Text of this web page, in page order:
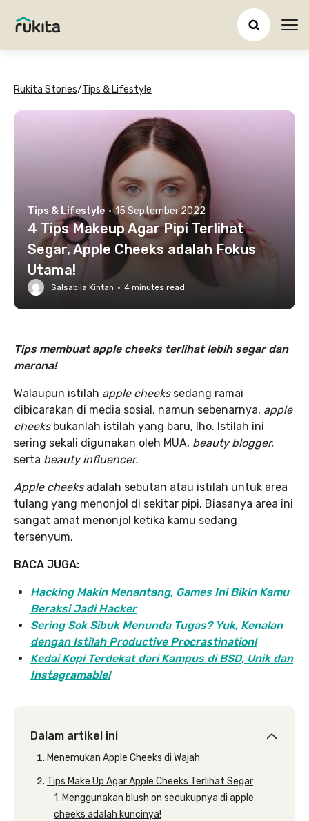
Rukita Stories/Tips & Lifestyle
Tips & Lifestyle · 15 September 2022
4 Tips Makeup Agar Pipi Terlihat
Segar, Apple Cheeks adalah Fokus
Utama!
Salsabila Kintan · 4 minutes read
Tips membuat apple cheeks terlihat lebih segar dan
merona!
Walaupun istilah apple cheeks sedang ramai
dibicarakan di media sosial, namun sebenarnya, apple
cheeks bukanlah istilah yang baru, lho. Istilah ini
sering sekali digunakan oleh MUA, beauty blogger,
serta beauty influencer.
Apple cheeks adalah sebutan atau istilah untuk area
tulang yang menonjol di sekitar pipi. Biasanya area ini
sangat amat menonjol ketika kamu sedang
tersenyum.
BACA JUGA:
Hacking Makin Menantang, Games Ini Bikin Kamu
Beraksi Jadi Hacker
Sering Sok Sibuk Menunda Tugas? Yuk, Kenalan
dengan Istilah Productive Procrastination!
Kedai Kopi Terdekat dari Kampus di BSD, Unik dan
Instagramable!
Dalam artikel ini
Menemukan Apple Cheeks di Wajah
Tips Make Up Agar Apple Cheeks Terlihat Segar
1. Menggunakan blush on secukupnya di apple
cheeks adalah kuncinya!